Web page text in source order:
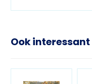
Ook interessant